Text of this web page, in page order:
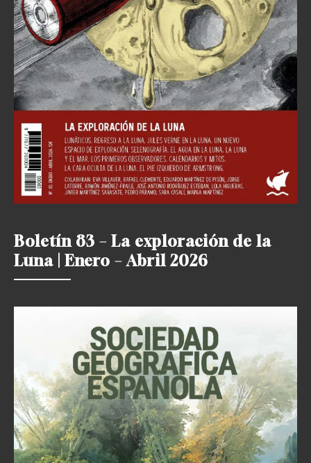
Boletín 83 – La exploración de la
Luna | Enero – Abril 2026